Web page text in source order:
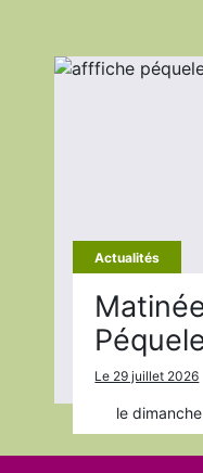
Actualités
Le 29 juillet 2026
le